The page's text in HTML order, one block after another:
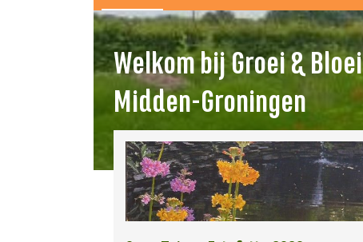
Welkom bij Groei & Bloei
Midden-Groningen